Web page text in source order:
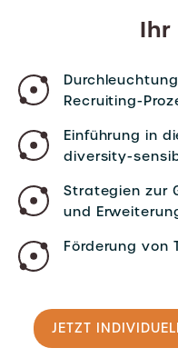
Ihr
Recruiting-
Einführung in
diversity-
Strategien zur
und
Förderung von
JETZT